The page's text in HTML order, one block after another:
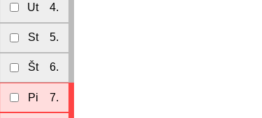
Ut 4.
St 5.
Št 6.
Pi 7.